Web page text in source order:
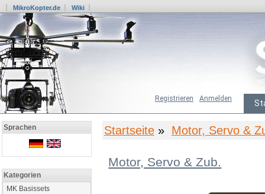
MikroKopter.de Wiki
Anmelden
Registrieren
Sprachen
Kategorien
MK Basissets
Startseite » Motor, Servo &
Motor, Servo & Zub.